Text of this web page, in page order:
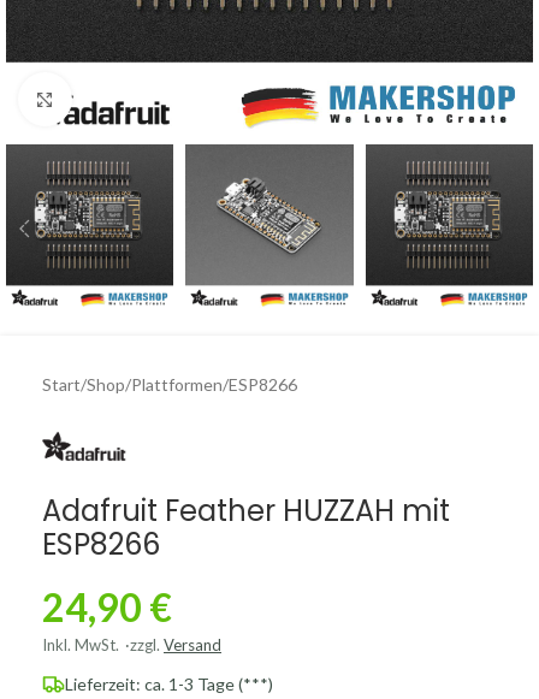
Click to enlarge
Start/Shop/Plattformen/ESP8266
Adafruit Feather HUZZAH mit
ESP8266
24,90 €
Inkl. MwSt. zzgl. Versand
Lieferzeit: ca. 1-3 Tage (***)